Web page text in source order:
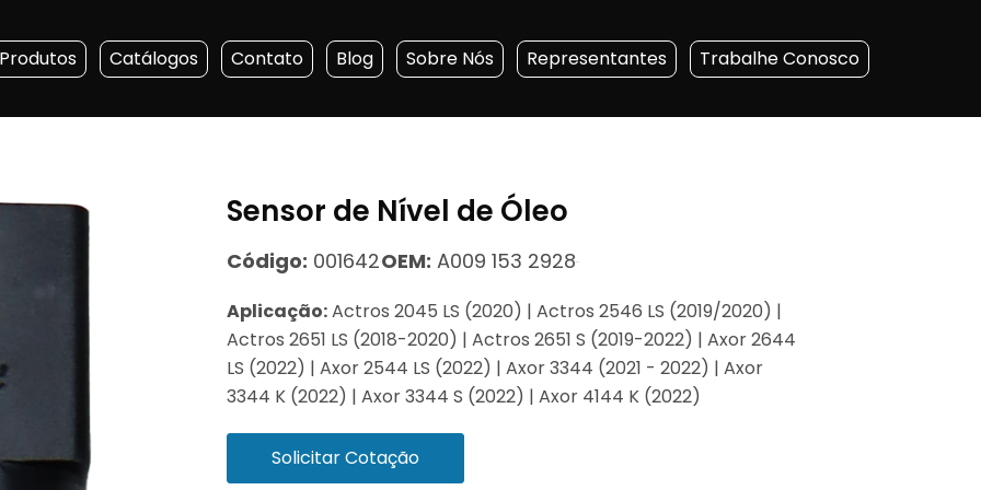
Produtos Catálogos Contato Blog Sobre Nós Representantes Trabalhe Conosco
Sensor de Nível de Óleo
Código: 001642OEM: A009 153 2928
Aplicação:Actros 2045 LS (2020) | Actros 2546 LS (2019/2020) |
Actros 2651 LS (2018-2020) | Actros 2651 S (2019-2022) | Axor 2644
LS (2022) | Axor 2544 LS (2022) | Axor 3344 (2021 - 2022) | Axor
3344 K (2022) | Axor 3344 S (2022) | Axor 4144 K (2022)
Solicitar Cotação